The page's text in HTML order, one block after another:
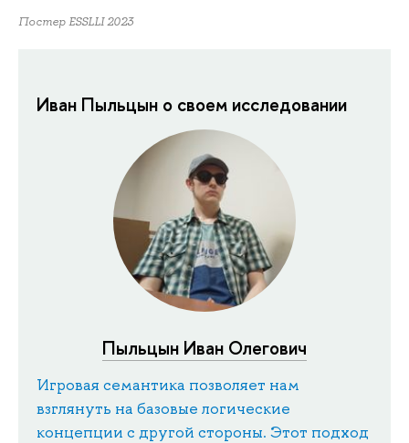
Постер ESSLLI 2023
Иван Пыльцын о своем исследовании
Пыльцын Иван Олегович
Игровая семантика позволяет нам
взглянуть на базовые логические
концепции с другой стороны. Этот подход